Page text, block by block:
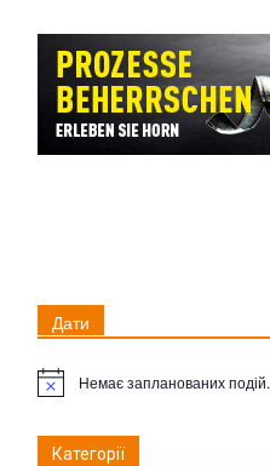
Дати
ПриміткаНемає запланованих подій.
Категорії